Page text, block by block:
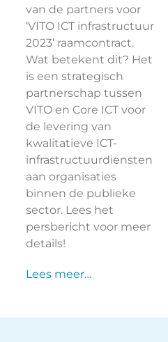
van de partners voor
‘VITO ICT infrastructuur
2023’ raamcontract.
Wat betekent dit? Het
is een strategisch
partnerschap tussen
VITO en Core ICT voor
de levering van
kwalitatieve ICT-
infrastructuurdiensten
aan organisaties
binnen de publieke
sector. Lees het
persbericht voor meer
details!
Lees meer…